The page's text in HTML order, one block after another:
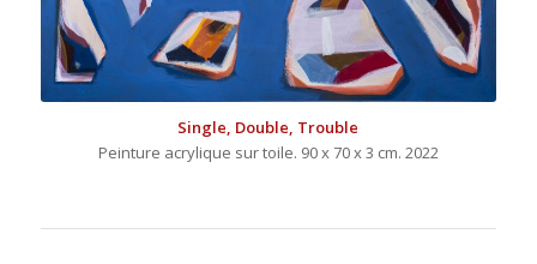
Single, Double, Trouble
Peinture acrylique sur toile. 90 x 70 x 3 cm. 2022